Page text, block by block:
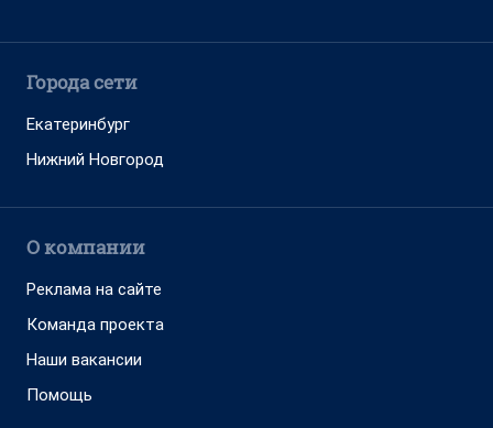
Города сети
Екатеринбург
Нижний Новгород
О компании
Реклама на сайте
Команда проекта
Наши вакансии
Помощь